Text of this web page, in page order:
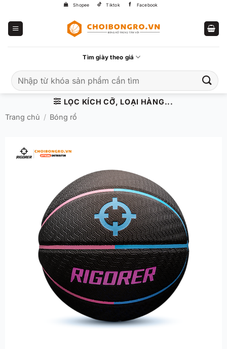
Shopee Tiktok Facebook
Tìm giày theo giá
kiếm:
LỌC KÍCH CỠ, LOẠI HÀNG...
Trang chủ / Bóng rổ